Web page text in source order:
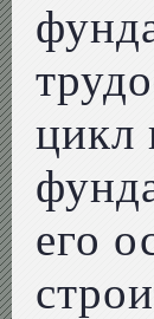
цикл
его